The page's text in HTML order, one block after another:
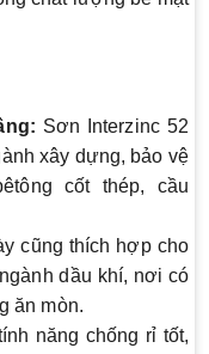
Sơn Interzinc 52
xây dựng, bảo vệ
cốt thép, cầu
cũng thích hợp cho
dầu khí, nơi có
ăn mòn.
năng chống rỉ tốt,